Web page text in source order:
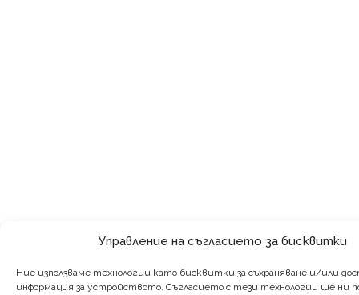
Управление на съгласието за бисквитки
Ние използваме технологии като бисквитки за съхраняване и/или
информация за устройството. Съгласието с тези технологии ще ни